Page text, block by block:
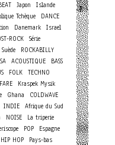
Japon
Islande
Tchèque
DANCE
Danemark
Israel
ROCK
Série
Suède
ROCKABILLY
ACOUSTIQUE
BASS
FOLK TECHNO
Kraspek Mysik
Ghana
COLDWAVE
INDIE
Afrique du Sud
NOISE
La triperie
POP
Espagne
HIP HOP
Pays-bas